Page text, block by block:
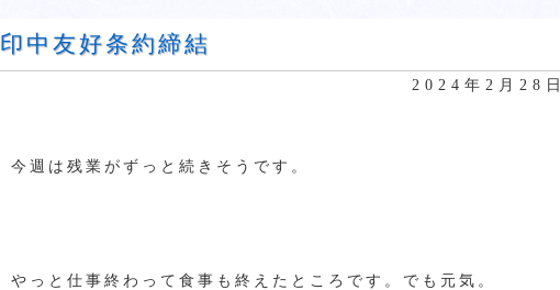
印中友好条約締結
2024年2月28日
今週は残業がずっと続きそうです。
やっと仕事終わって食事も終えたところです。でも元気。